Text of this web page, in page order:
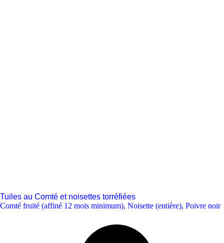
Tuiles au Comté et noisettes torréfiées
Comté fruité (affiné 12 mois minimum), Noisette (entière), Poivre noir